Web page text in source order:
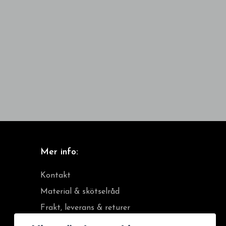
Mer info:
Kontakt
Material & skötselråd
Frakt, leverans & returer
Köpvillkor